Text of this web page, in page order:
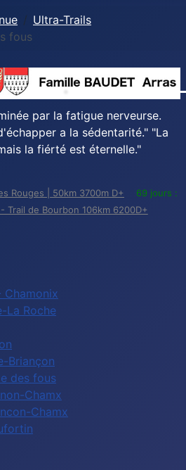
Ultra-Trails
fous
par la fatigue nerveurse.
a la sédentarité." "La
la fiérté est éternelle."
Rouges | 50km 3700m D+
69 jours :
Trail de Bourbon 106km 6200D+
Chamonix
La Roche
Briançon
des fous
Chamx
Chamx